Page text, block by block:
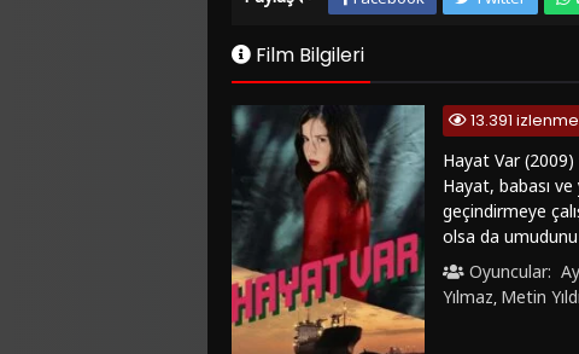
Film Bilgileri
13.391 izlenme
Hayat Var (2009)
Hayat, babası
geçindirmeye
olsa da umudunu
film, dram
uyandırıyor.
Türk
Oyuncular:
Yılmaz, Metin